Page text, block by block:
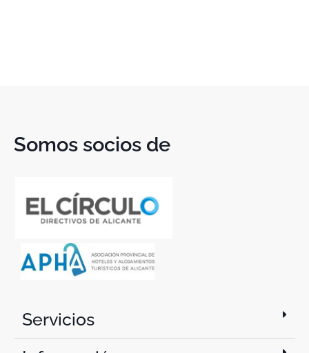
Somos socios de
Servicios